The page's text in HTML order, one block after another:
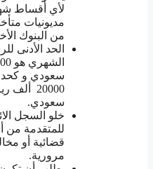
لأي أقساط
مديونيات
من البنوك
الحد الأدنى
سعودي و
20000 ألف
سعودي.
خلو السجل
للمتقدمة من
قضائية أو
مرورية.